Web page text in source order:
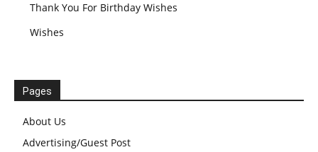
Thank You For Birthday Wishes
Wishes
Pages
About Us
Advertising/Guest Post